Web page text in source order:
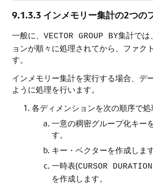
9.1.3.3 インメモリー集計の2つの
一般に、 VECTOR GROUP BY集計では
ョンが順々に処理されてから、ファク
す。
インメモリー集計を実行する場合、デ
ように処理を行います。
各ディメンションを次の順序で処
一意の稠密グループ化キー
す。
キー・ベクターを作成します
一時表(CURSOR
を作成します。